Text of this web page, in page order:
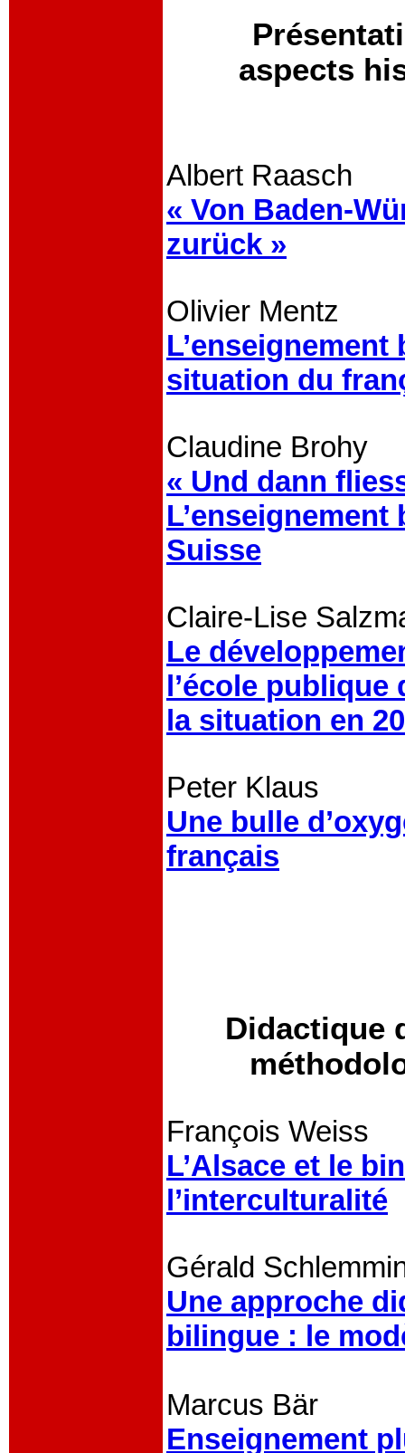
aspects
Albert Raasch
« Von Baden-
zurück »
Olivier Mentz
situation du
Claudine Brohy
« Und dann
Suisse
Claire-Lise
Le
l’école publique
la situation en
Peter Klaus
Une bulle
français
Didactique
François Weiss
L’Alsace et le
l’interculturalité
Gérald
Une approche
bilingue : le
Marcus Bär
Enseignement